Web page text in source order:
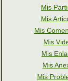
Mis
Mis
Mis
Mis
Mis
Mis
Mis